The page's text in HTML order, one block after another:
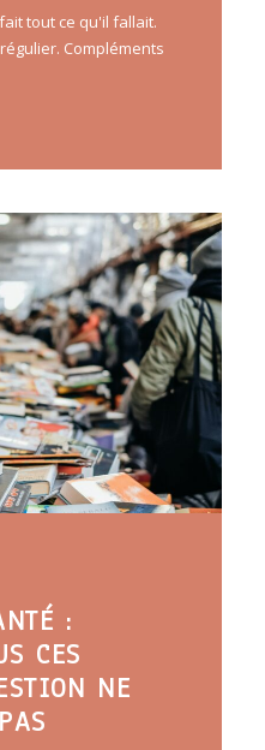
tout ce qu'il fallait.
Compléments
:
CES
NE